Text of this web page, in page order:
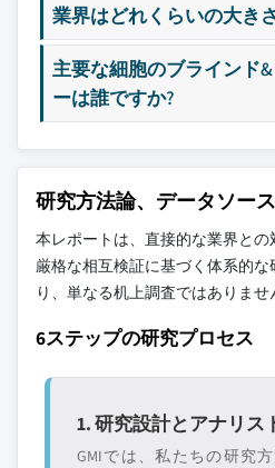
業界はどれくらいの大き
主要な細胞のブラインド
ーは誰ですか?
研究方法論、データソー
本レポートは、直接的な業界との
厳格な相互検証に基づく体系的
り、単なる机上調査ではありませ
6ステップの研究プロセス
1. 研究設計とアナリス
GMIでは、私たちの研究